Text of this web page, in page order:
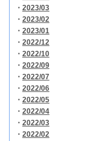
・ 2023/03
・ 2023/02
・ 2023/01
・ 2022/12
・ 2022/10
・ 2022/09
・ 2022/07
・ 2022/06
・ 2022/05
・ 2022/04
・ 2022/03
・ 2022/02